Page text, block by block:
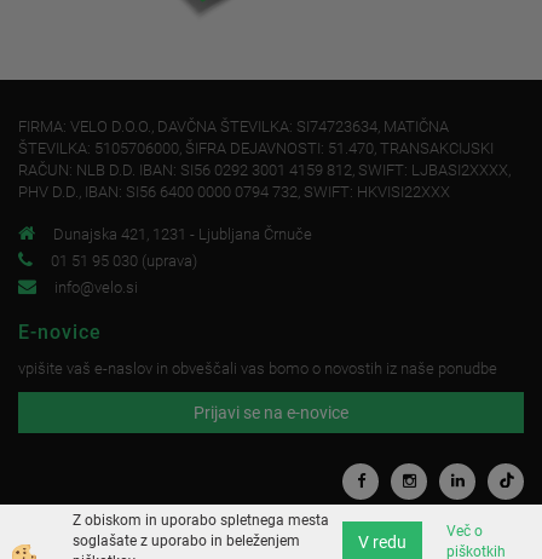
FIRMA: VELO D.O.O., DAVČNA ŠTEVILKA: SI74723634, MATIČNA
ŠTEVILKA: 5105706000, ŠIFRA DEJAVNOSTI: 51.470, TRANSAKCIJSKI
RAČUN: NLB D.D. IBAN: SI56 0292 3001 4159 812, SWIFT: LJBASI2XXXX,
PHV D.D., IBAN: SI56 6400 0000 0794 732, SWIFT: HKVISI22XXX
Dunajska 421, 1231 - Ljubljana Črnuče
01 51 95 030 (uprava)
info@velo.si
E-novice
vpišite vaš e-naslov in obveščali vas bomo o novostih iz naše ponudbe
Prijavi se na e-novice
Z obiskom in uporabo spletnega mesta
soglašate z uporabo in beleženjem
V redu
Več o
piškotkih